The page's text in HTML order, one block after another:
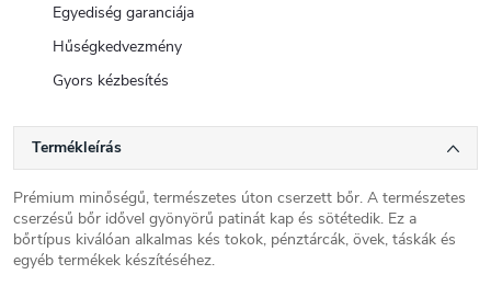
Egyediség garanciája
Hűségkedvezmény
Gyors kézbesítés
Termékleírás
Prémium minőségű, természetes úton cserzett bőr. A természetes
cserzésű bőr idővel gyönyörű patinát kap és sötétedik. Ez a
bőrtípus kiválóan alkalmas kés tokok, pénztárcák, övek, táskák és
egyéb termékek készítéséhez.